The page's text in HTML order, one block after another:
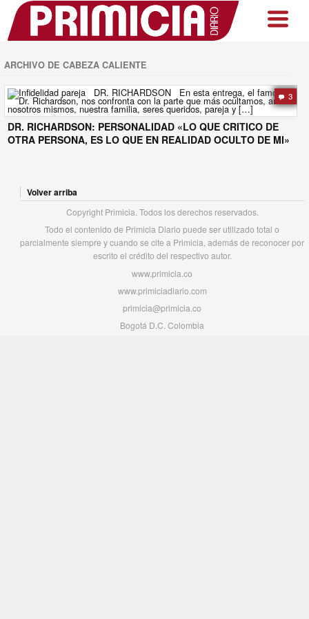
ARCHIVO DE CABEZA CALIENTE
3
DR. RICHARDSON: PERSONALIDAD «LO QUE CRITICO DE
OTRA PERSONA, ES LO QUE EN REALIDAD OCULTO DE MI»
Volver arriba
Copyright Primicia. Todos los derechos reservados.
Todo el contenido de Primicia Diario puede ser utilizado total o
parcialmente siempre y cuando se cite a Primicia, además de reconocer por
escrito el crédito del respectivo autor.
www.primicia.co
www.primiciadiario.com
primicia@primicia.co
Bogotá D.C. Colombia